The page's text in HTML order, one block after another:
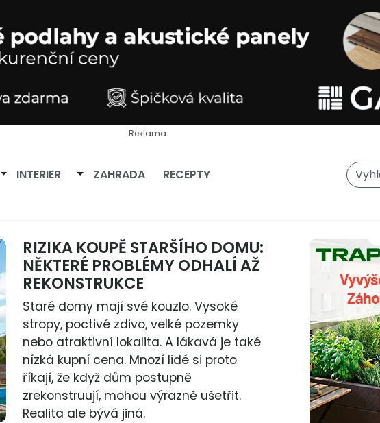
Reklama
Přepnout dropdown
INTERIER Přepnout dropdown
ZAHRADA RECEPTY
RIZIKA KOUPĚ STARŠÍHO DOMU:
NĚKTERÉ PROBLÉMY ODHALÍ AŽ
REKONSTRUKCE
Staré domy mají své kouzlo. Vysoké
stropy, poctivé zdivo, velké pozemky
nebo atraktivní lokalita. A lákavá je také
nízká kupní cena. Mnozí lidé si proto
říkají, že když dům postupně
zrekonstruují, mohou výrazně ušetřit.
Realita ale bývá jiná.